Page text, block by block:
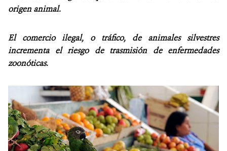
ALIADOS Y ALIANZAS
COBERTURA EN MEDIOS DE COMUNICACIÓN
MECANISMO DE ATENCIÓN DE QUEJAS Y RECLAMOS
DONA
origen animal.
El comercio ilegal, o tráfico, de animales silvestres
incrementa el riesgo de trasmisión de enfermedades
zoonóticas.